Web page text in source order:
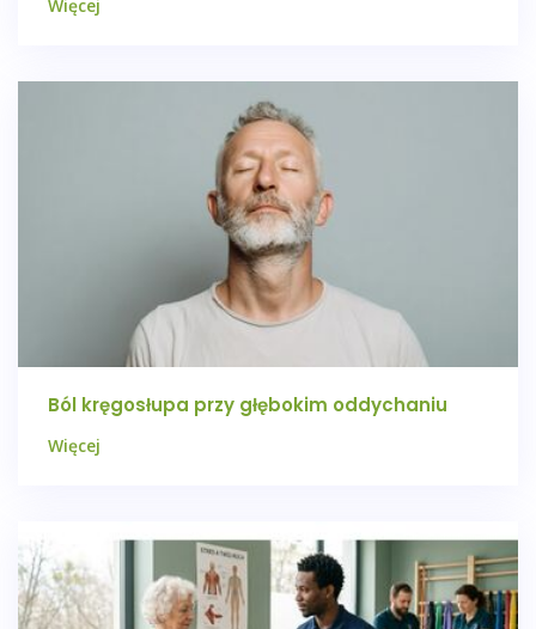
Więcej
Ból kręgosłupa przy głębokim oddychaniu
Więcej